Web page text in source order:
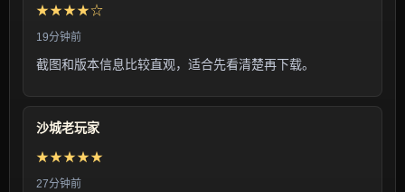
★★★★☆
19分钟前
截图和版本信息比较直观，适合先看清楚再下载。
沙城老玩家
★★★★★
27分钟前